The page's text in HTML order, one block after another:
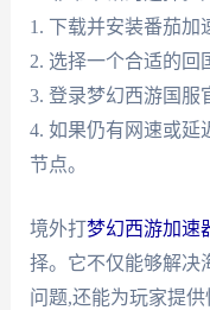
1. 下载并安装番茄加
2. 选择一个合适的回
3. 登录梦幻西游国服
4. 如果仍有网速或延
节点。
境外打梦幻西游加速
择。它不仅能够解决
问题,还能为玩家提